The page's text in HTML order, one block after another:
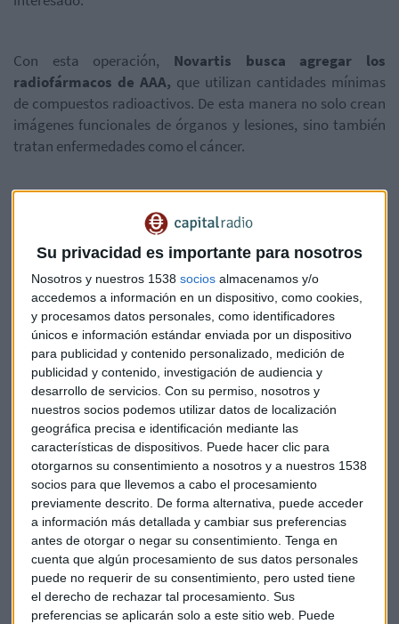
Su privacidad es importante para nosotros
Nosotros y nuestros 1538 socios almacenamos y/o
accedemos a información en un dispositivo, como cookies,
y procesamos datos personales, como identificadores
únicos e información estándar enviada por un dispositivo
para publicidad y contenido personalizado, medición de
publicidad y contenido, investigación de audiencia y
desarrollo de servicios. Con su permiso, nosotros y
nuestros socios podemos utilizar datos de localización
geográfica precisa e identificación mediante las
características de dispositivos. Puede hacer clic para
otorgarnos su consentimiento a nosotros y a nuestros 1538
socios para que llevemos a cabo el procesamiento
previamente descrito. De forma alternativa, puede acceder
a información más detallada y cambiar sus preferencias
antes de otorgar o negar su consentimiento. Tenga en
cuenta que algún procesamiento de sus datos personales
puede no requerir de su consentimiento, pero usted tiene
el derecho de rechazar tal procesamiento. Sus
preferencias se aplicarán solo a este sitio web. Puede
Con esta operación, Novartis busca agregar los
radiofármacos de AAA, que utilizan cantidades mínimas
de compuestos radioactivos. De esta manera no solo crean
imágenes funcionales de órganos y lesiones, sino también
tratan enfermedades como el cáncer.
la Unión Europea a finales de septiembre para su uso contra
los tumores causantes del tipo de cáncer como el que mató
al fundador de Apple, Steve Jobs.
"Con Lutathera podemos construir sobre este legado
expandiendo el alcance global de este novedoso enfoque de
tratamiento diferenciado en este tipo de cáncer.” dijo
Strigini, director de Novartis Oncology
comunicado.
Lutathera, que también ha sido sometido a la aprobación
de la Administración de Alimentos y Medicamentos de
EE.UU., utiliza una molécula no solo para diagnosticar el
cáncer sino también para administrar el tratamiento al
golpear las células cancerosas con electrones de alta
energía.